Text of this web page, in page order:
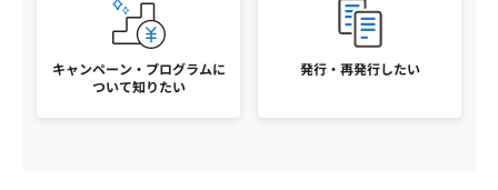
キャンペーン・プログラムに
ついて知りたい
発行・再発行したい